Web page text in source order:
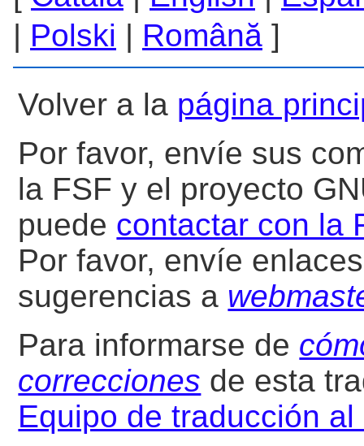
| Polski | Română ]
Volver a la página
Por favor, envíe sus
la FSF y el proyecto
puede contactar con la
Por favor, envíe
sugerencias a
Para informarse de
correcciones de esta
Equipo de traducción